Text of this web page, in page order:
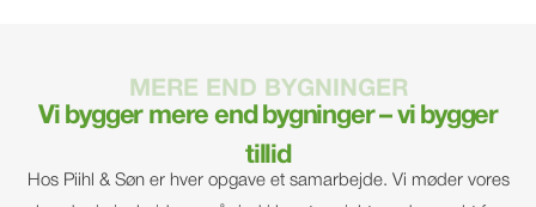
MERE END BYGNINGER
Vi bygger mere end bygninger – vi bygger
tillid
Hos Piihl & Søn er hver opgave et samarbejde. Vi møder vores